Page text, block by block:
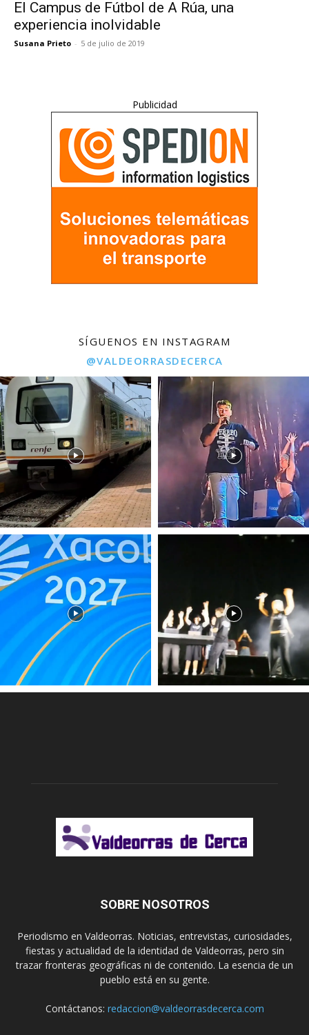
El Campus de Fútbol de A Rúa, una
experiencia inolvidable
Susana Prieto - 5 de julio de 2019
Publicidad
SÍGUENOS EN INSTAGRAM
@VALDEORRASDECERCA
SOBRE NOSOTROS
Periodismo en Valdeorras. Noticias, entrevistas, curiosidades,
fiestas y actualidad de la identidad de Valdeorras, pero sin
trazar fronteras geográficas ni de contenido. La esencia de un
pueblo está en su gente.
Contáctanos: redaccion@valdeorrasdecerca.com